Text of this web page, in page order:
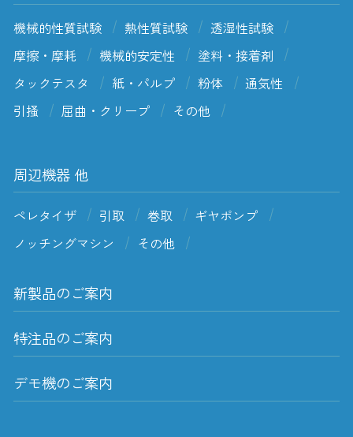
機械的性質試験 熱性質試験
透湿性試験
摩擦・摩耗
機械的安定性
塗料・接着剤
タックテスタ
紙・パルプ 粉体
通気性
引掻
屈曲・クリープ その他
周辺機器 他
ペレタイザ 引取 巻取
ギヤポンプ
ノッチングマシン
その他
新製品のご案内
特注品のご案内
デモ機のご案内